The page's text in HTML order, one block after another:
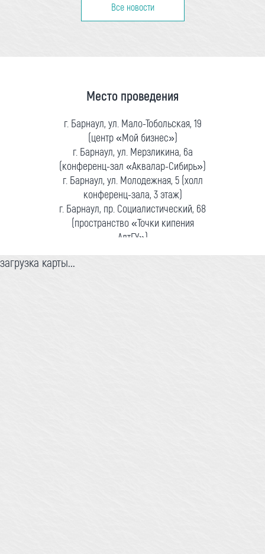
Все новости
Место проведения
г. Барнаул, ул. Мало-Тобольская, 19
(центр «Мой бизнес»)
г. Барнаул, ул. Мерзликина, 6а
(конференц-зал «Аквалар-Сибирь»)
г. Барнаул, ул. Молодежная, 5 (холл
конференц-зала, 3 этаж)
г. Барнаул, пр. Социалистический, 68
(пространство «Точки кипения
АлтГУ»)
загрузка карты...